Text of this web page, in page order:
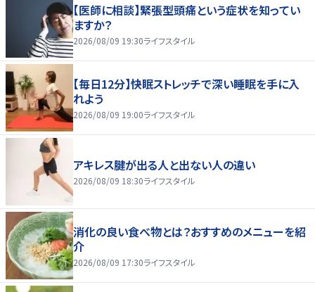
【医師に相談】緊張型頭痛という症状を知ってい
ますか？
2026/08/09 19:30ライフスタイル
【毎日12分】快眠ストレッチで深い睡眠を手に入
れよう
2026/08/09 19:00ライフスタイル
アキレス腱が出る人と出ない人の違い
2026/08/09 18:30ライフスタイル
消化の良い食べ物とは？おすすめのメニューを紹
介
2026/08/09 17:30ライフスタイル